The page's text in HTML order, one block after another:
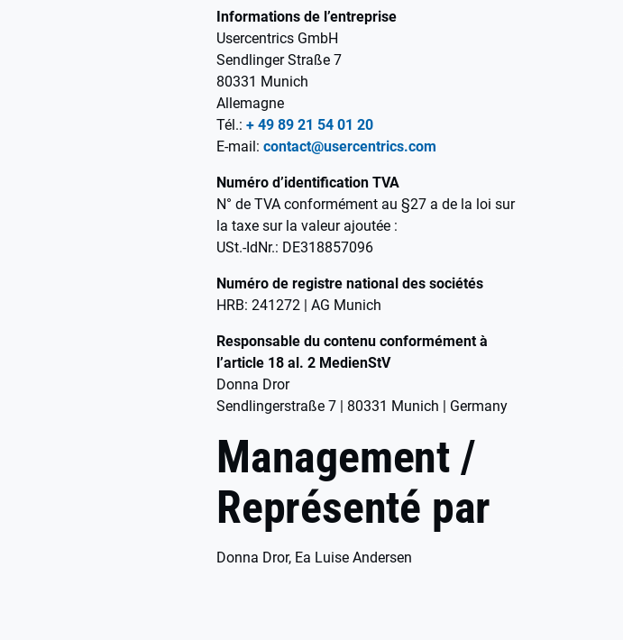
Informations de l’entreprise
Usercentrics GmbH
Sendlinger Straße 7
80331 Munich
Allemagne
Tél.: + 49 89 21 54 01 20
E-mail: contact@usercentrics.com
Numéro d’identification TVA
N° de TVA conformément au §27 a de la loi sur
la taxe sur la valeur ajoutée :
USt.-IdNr.: DE318857096
Numéro de registre national des sociétés
HRB: 241272 | AG Munich
Responsable du contenu conformément à
l’article 18 al. 2 MedienStV
Donna Dror
Sendlingerstraße 7 | 80331 Munich | Germany
Management /
Représenté par
Donna Dror, Ea Luise Andersen